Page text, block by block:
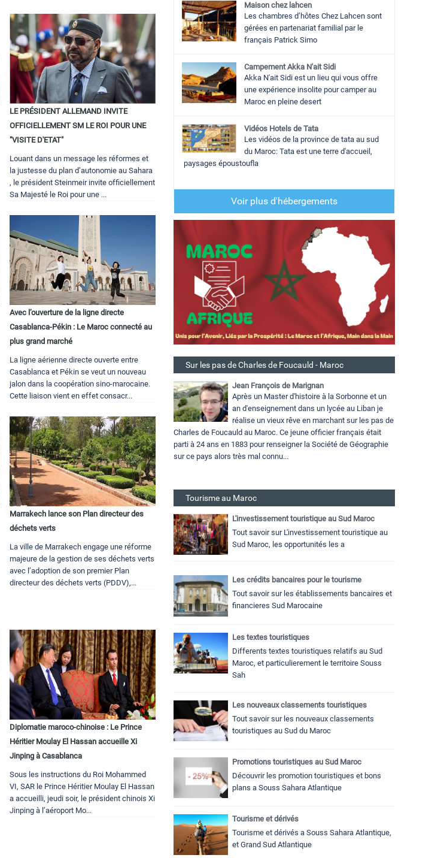
LE PRÉSIDENT ALLEMAND INVITE
OFFICIELLEMENT SM LE ROI POUR UNE
"VISITE D'ETAT"
Louant dans un message les réformes et
la justesse du plan d’autonomie au Sahara
, le président Steinmeir invite officiellement
Sa Majesté le Roi pour une ...
Avec l’ouverture de la ligne directe
Casablanca-Pékin : Le Maroc connecté au
plus grand marché
La ligne aérienne directe ouverte entre
Casablanca et Pékin se veut un nouveau
jalon dans la coopération sino-marocaine.
Cette liaison vient en effet consacr...
Marrakech lance son Plan directeur des
déchets verts
La ville de Marrakech engage une réforme
majeure de la gestion de ses déchets verts
avec l’adoption de son premier Plan
directeur des déchets verts (PDDV),...
Diplomatie maroco-chinoise : Le Prince
Héritier Moulay El Hassan accueille Xi
Jinping à Casablanca
Sous les instructions du Roi Mohammed
VI, SAR le Prince Héritier Moulay El Hassan
a accueilli, jeudi soir, le président chinois Xi
Jinping à l’aéroport Mo...
Maison chez lahcen
Les chambres d’hôtes Chez Lahcen sont
gérées en partenariat familial par le
français Patrick Simo
Campement Akka N'ait Sidi
Akka N'ait Sidi est un lieu qui vous offre
une expérience insolite pour camper au
Maroc en pleine desert
Vidéos Hotels de Tata
Les vidéos de la province de tata au sud
du Maroc: Tata est une terre d'accueil,
paysages époustoufla
Voir plus d'hébergements
Sur les pas de Charles de Foucauld - Maroc
Jean François de Marignan
Après un Master d'histoire à la Sorbonne et un
an d'enseignement dans un lycée au Liban je
réalise un vieux rêve en marchant sur les pas de
Charles de Foucauld au Maroc. Ce jeune officier français était
parti à 24 ans en 1883 pour renseigner la Société de Géographie
sur ce pays alors très mal connu...
Tourisme au Maroc
L'investissement touristique au Sud Maroc
Tout savoir sur L'investissement touristique au
Sud Maroc, les opportunités les a
Les crédits bancaires pour le tourisme
Tout savoir sur les établissements bancaires et
financieres Sud Marocaine
Les textes touristiques
Differents textes touristiques relatifs au Sud
Maroc, et particulierement le territoire Souss
Sah
Les nouveaux classements touristiques
Tout savoir sur les nouveaux classements
touristiques au Sud du Maroc
Promotions touristiques au Sud Maroc
Découvrir les promotion touristiques et bons
plans a Souss Sahara Atlantique
Tourisme et dérivés
Tourisme et dérivés a Souss Sahara Atlantique,
et Grand Sud Atlantique